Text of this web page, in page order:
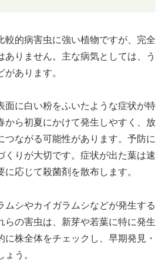
較的病害虫に強い植物ですが、完全
ありません。主な病気としては、う
あります。
面に白い粉をふいたような症状が特
から初夏にかけて発生しやすく、放
つながる可能性があります。予防に
くりが大切です。症状が出た葉は速
応じて殺菌剤を散布します。
ムシやカイガラムシなどが発生する
らの害虫は、新芽や若葉に特に発生
に株全体をチェックし、早期発見・
う。